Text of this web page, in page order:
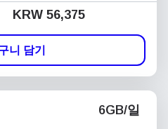
KRW 56,375
니 담기
6GB/일